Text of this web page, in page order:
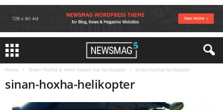
Home Sinan Hoxha e merr nusen me helikopter sinan-hoxha-helikopter
sinan-hoxha-helikopter